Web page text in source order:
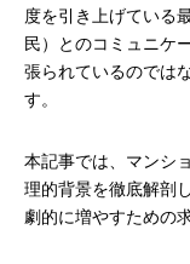
度を引き上げている
民）とのコミュニケ
張られているのでは
す。
本記事では、マンシ
理的背景を徹底解剖
劇的に増やすための